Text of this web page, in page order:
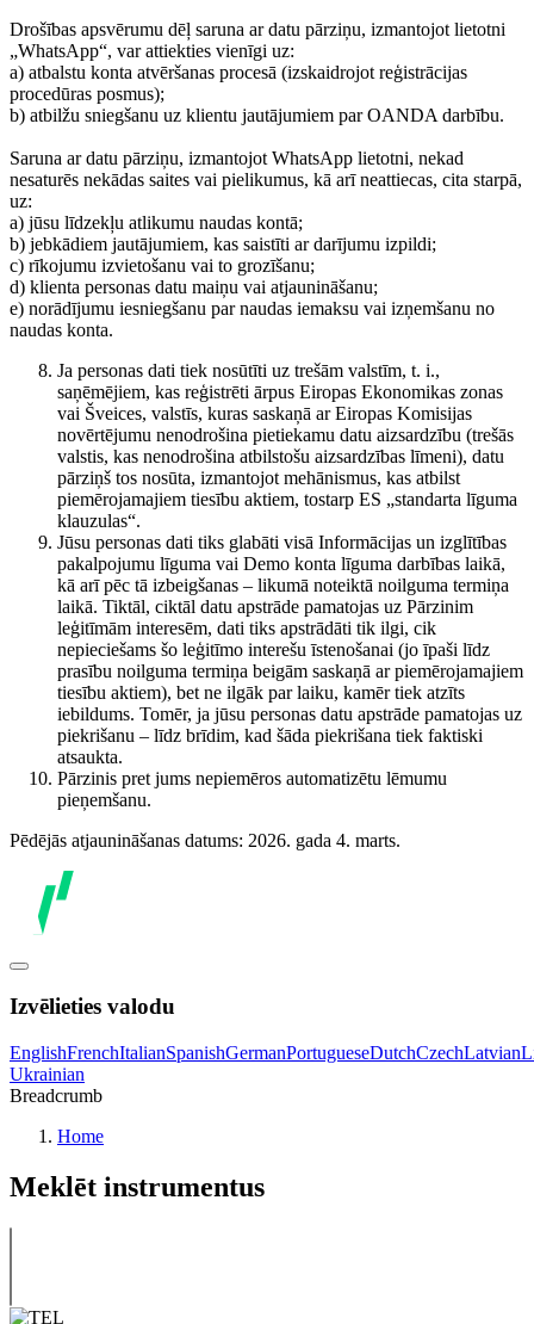
Drošības apsvērumu dēļ saruna ar datu pārziņu, izmantojot lietotni
„WhatsApp“, var attiekties vienīgi uz:
a) atbalstu konta atvēršanas procesā (izskaidrojot reģistrācijas
procedūras posmus);
b) atbilžu sniegšanu uz klientu jautājumiem par OANDA darbību.
Saruna ar datu pārziņu, izmantojot WhatsApp lietotni, nekad
nesaturēs nekādas saites vai pielikumus, kā arī neattiecas, cita starpā,
uz:
a) jūsu līdzekļu atlikumu naudas kontā;
b) jebkādiem jautājumiem, kas saistīti ar darījumu izpildi;
c) rīkojumu izvietošanu vai to grozīšanu;
d) klienta personas datu maiņu vai atjaunināšanu;
e) norādījumu iesniegšanu par naudas iemaksu vai izņemšanu no
naudas konta.
Ja personas dati tiek nosūtīti uz trešām valstīm, t. i.,
saņēmējiem, kas reģistrēti ārpus Eiropas Ekonomikas zonas
vai Šveices, valstīs, kuras saskaņā ar Eiropas Komisijas
novērtējumu nenodrošina pietiekamu datu aizsardzību (trešās
valstis, kas nenodrošina atbilstošu aizsardzības līmeni), datu
pārziņš tos nosūta, izmantojot mehānismus, kas atbilst
piemērojamajiem tiesību aktiem, tostarp ES „standarta līguma
klauzulas“.
Jūsu personas dati tiks glabāti visā Informācijas un izglītības
pakalpojumu līguma vai Demo konta līguma darbības laikā,
kā arī pēc tā izbeigšanas – likumā noteiktā noilguma termiņa
laikā. Tiktāl, ciktāl datu apstrāde pamatojas uz Pārzinim
leģitīmām interesēm, dati tiks apstrādāti tik ilgi, cik
nepieciešams šo leģitīmo interešu īstenošanai (jo īpaši līdz
prasību noilguma termiņa beigām saskaņā ar piemērojamajiem
tiesību aktiem), bet ne ilgāk par laiku, kamēr tiek atzīts
iebildums. Tomēr, ja jūsu personas datu apstrāde pamatojas uz
piekrišanu – līdz brīdim, kad šāda piekrišana tiek faktiski
atsaukta.
Pārzinis pret jums nepiemēros automatizētu lēmumu
pieņemšanu.
Pēdējās atjaunināšanas datums: 2026. gada 4. marts.
Izvēlieties valodu
EnglishFrenchItalianSpanishGermanPortugueseDutchCzechLatvian
Ukrainian
Breadcrumb
Home
Meklēt instrumentus